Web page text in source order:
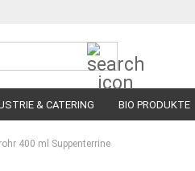
& CATERING BIO PRODUKTE
400 ml Suppenterrine